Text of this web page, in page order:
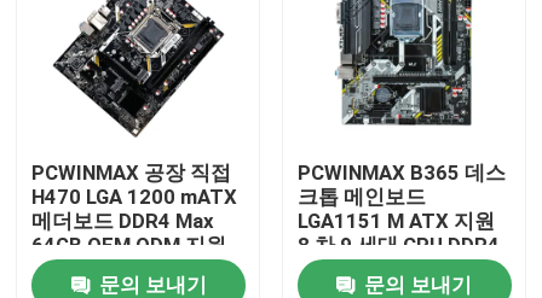
화면
우리에 대하여
공장 여행
품질 관리
PCWINMAX 공장 직접
H470 LGA 1200 mATX
메더보드 DDR4 Max
64GB OEM ODM 지원
10 11 세 대 CPU 도매
문의 보내기
PCWINMAX B365 데스
크톱 메인보드
LGA1151 M ATX 지원
8 차 9 세대 CPU DDR4
최대 64GB M.2 USB
문의 보내기